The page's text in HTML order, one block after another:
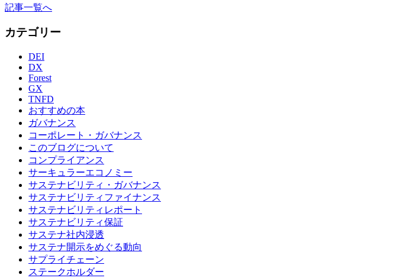
記事一覧へ
カテゴリー
DEI
DX
Forest
GX
TNFD
おすすめの本
ガバナンス
コーポレート・ガバナンス
このブログについて
コンプライアンス
サーキュラーエコノミー
サステナビリティ・ガバナンス
サステナビリティファイナンス
サステナビリティレポート
サステナビリティ保証
サステナ社内浸透
サステナ開示をめぐる動向
サプライチェーン
ステークホルダー